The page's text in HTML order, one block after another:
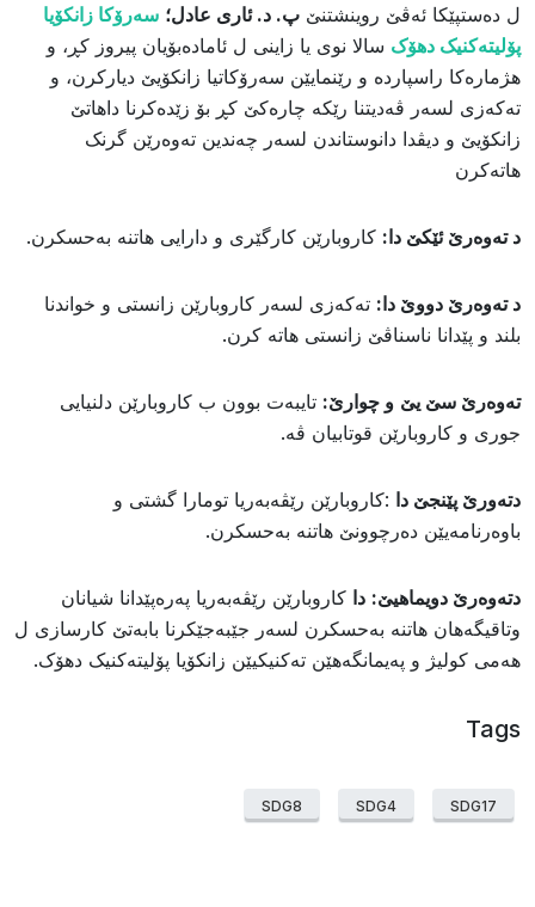
ل دەستپێکا ئەڤێ روینشتنێ پ. د. ئارى عادل؛ سەرۆکا زانکۆیا
پۆلیتەکنیک دهۆک سالا نوی یا زاینی ل ئامادەبۆیان پیروز کڕ، و
هژمارەکا راسپاردە و رێنمایێن سەرۆکاتیا زانکۆیێ دیارکرن، و
تەکەزی لسەر ڤەدیتنا رێکە چارەکێ کڕ بۆ زێدەکرنا داهاتێ
زانکۆیێ و دیڤدا دانوستاندن لسەر چەندین تەوەرێن گرنک
ھاتەکرن
د تەوەرێ ئێکێ دا: کاروبارێن کارگێرى و دارایى هاتنە بەحسکرن.
د تەوەرێ دووێ دا: تەکەزی لسەر کاروبارێن زانستى و خواندنا
بلند و پێدانا ناسناڤێ زانستی هاتە کرن.
تەوەرێ سێ یێ و چوارێ: تایبەت بوون ب کاروبارێن دلنیایى
جورى و کاروبارێن قوتابیان ڤە.
دتەورێ پێنجێ دا :کاروبارێن رێڤەبەریا تومارا گشتی و
باوەرنامەیێن دەرچوونێ هاتنە بەحسکرن.
دتەوەرێ دویماهیێ: دا کاروبارێن رێڤەبەریا پەرەپێدانا شیانان
وتاقیگەهان هاتنە بەحسکرن لسەر جێبەجێکرنا بابەتێ کارسازی ل
هەمی کولیژ و پەیمانگەهێن تەکنیکیێن زانکۆیا پۆلیتەکنیک دهۆک.
Tags
SDG17
SDG4
SDG8